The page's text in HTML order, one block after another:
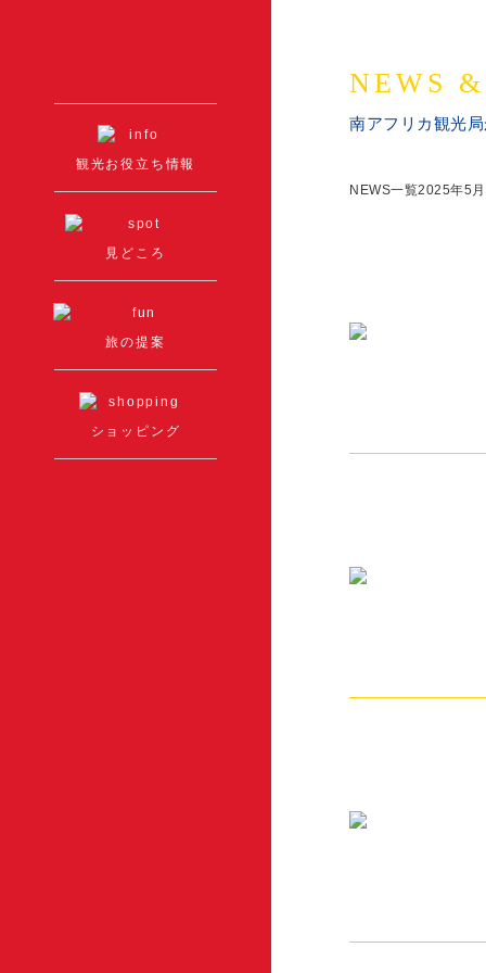
観光お役立ち情報
見どころ
旅の提案
ショッピング
NEWS
南アフリカ観光
NEWS一覧2025年5月